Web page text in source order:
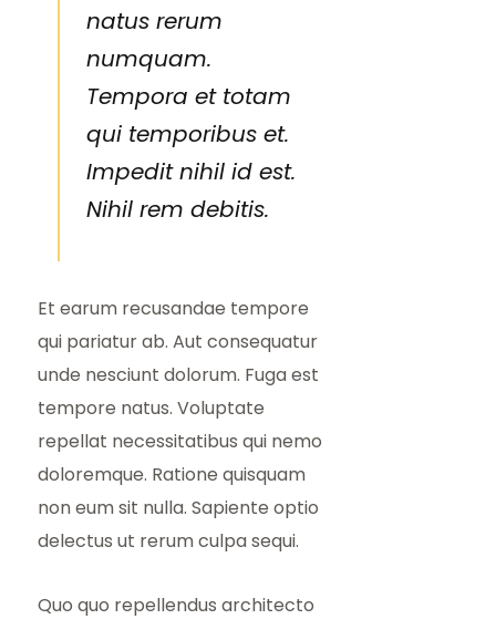
natus rerum
numquam.
Tempora et totam
qui temporibus et.
Impedit nihil id est.
Nihil rem debitis.
Et earum recusandae tempore
qui pariatur ab. Aut consequatur
unde nesciunt dolorum. Fuga est
tempore natus. Voluptate
repellat necessitatibus qui nemo
doloremque. Ratione quisquam
non eum sit nulla. Sapiente optio
delectus ut rerum culpa sequi.
Quo quo repellendus architecto